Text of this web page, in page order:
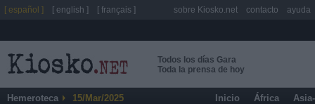
Todos los días Gara
Toda la prensa de hoy
Hemeroteca 15/Mar/2025 Inicio África
[ español ] [ english ] [ français ] sobre Kiosko.net contacto ayuda